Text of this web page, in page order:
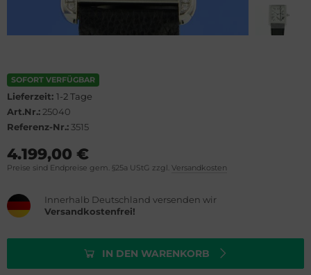
SOFORT VERFÜGBAR
Lieferzeit: 1-2 Tage
Art.Nr.: 25040
Referenz-Nr.:3515
4.199,00 €
Preise sind Endpreise gem. §25a UStG zzgl. Versandkosten
Innerhalb Deutschland versenden wir
Versandkostenfrei!
IN DEN WARENKORB